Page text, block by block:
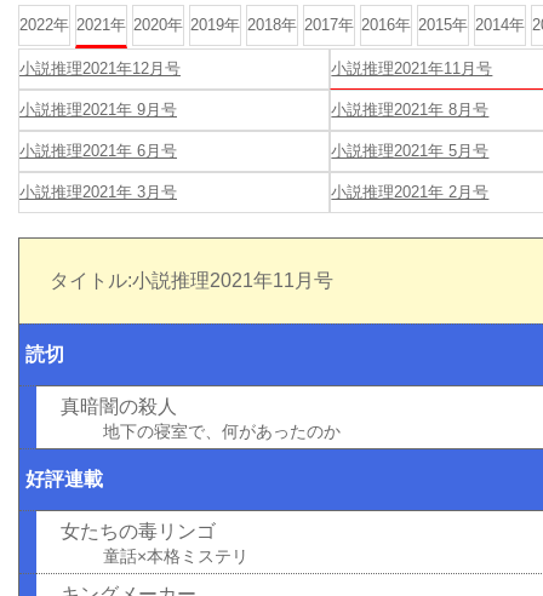
2022年 2021年 2020年 2019年 2018年 2017年 2016年 2015年 2014年
小説推理2021年12月号 小説推理2021年11月号
小説推理2021年 9月号 小説推理2021年 8月号
小説推理2021年 6月号 小説推理2021年 5月号
小説推理2021年 3月号 小説推理2021年 2月号
タイトル:小説推理2021年11月号
読切
真暗闇の殺人
地下の寝室で、何があったのか
好評連載
女たちの毒リンゴ
童話×本格ミステリ